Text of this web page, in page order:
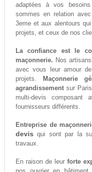
adaptées à vos
sommes en relation
3eme et aux alentours
projets, et ceux de nos
La confiance est le
maçonnerie. Nos
avec vous leur amour
projets.
Maçonnerie
agrandissementsur Paris
multi-devis composant
fournisseurs différents.
Entreprise de
devis qui sont par la
travaux.
En raison de leur forte